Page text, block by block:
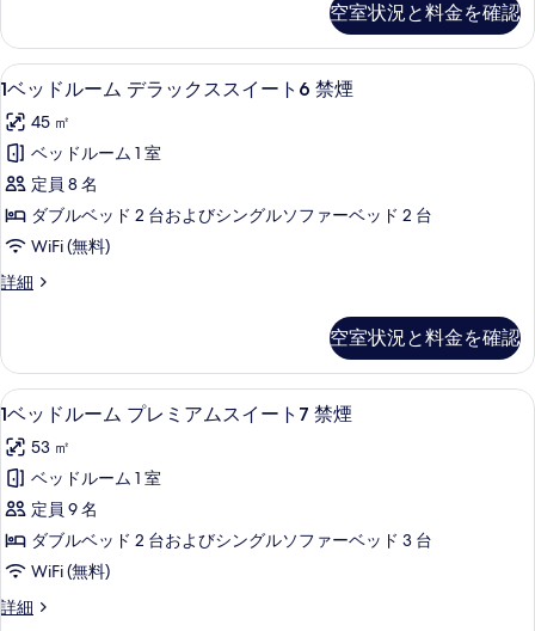
真
を
表
示
す
る
ー
ト
5
禁
煙
の
す
べ
て
真
を
表
示
す
る
ル
ー
ム
イ
ー
ト
5
禁
煙
の
詳
空室状況と料金を確認
1
ベ
ッ
ド
ル
ー
ム
デ
ッ
ク
ス
ス
イ
ー
ト
6
禁
1ベッドルーム デラックススイート6
17
1ベッドルーム デラックススイート6 禁煙
45 ㎡
ベッドルーム 1 室
定員 8 名
ダブルベッド 2 台およびシングルソファーベッド 2 台
WiFi (無料)
詳細
1
ル
ー
ム
ラ
ッ
ク
ス
ス
イ
ー
ト
空室状況と料金を確認
1
ベ
ッ
ド
ル
ー
ム
プ
1ベッドルーム プレミアムスイート7
21
1ベッドルーム プレミアムスイート7 禁煙
53 ㎡
ベッドルーム 1 室
定員 9 名
ダブルベッド 2 台およびシングルソファーベッド 3 台
WiFi (無料)
詳細
1